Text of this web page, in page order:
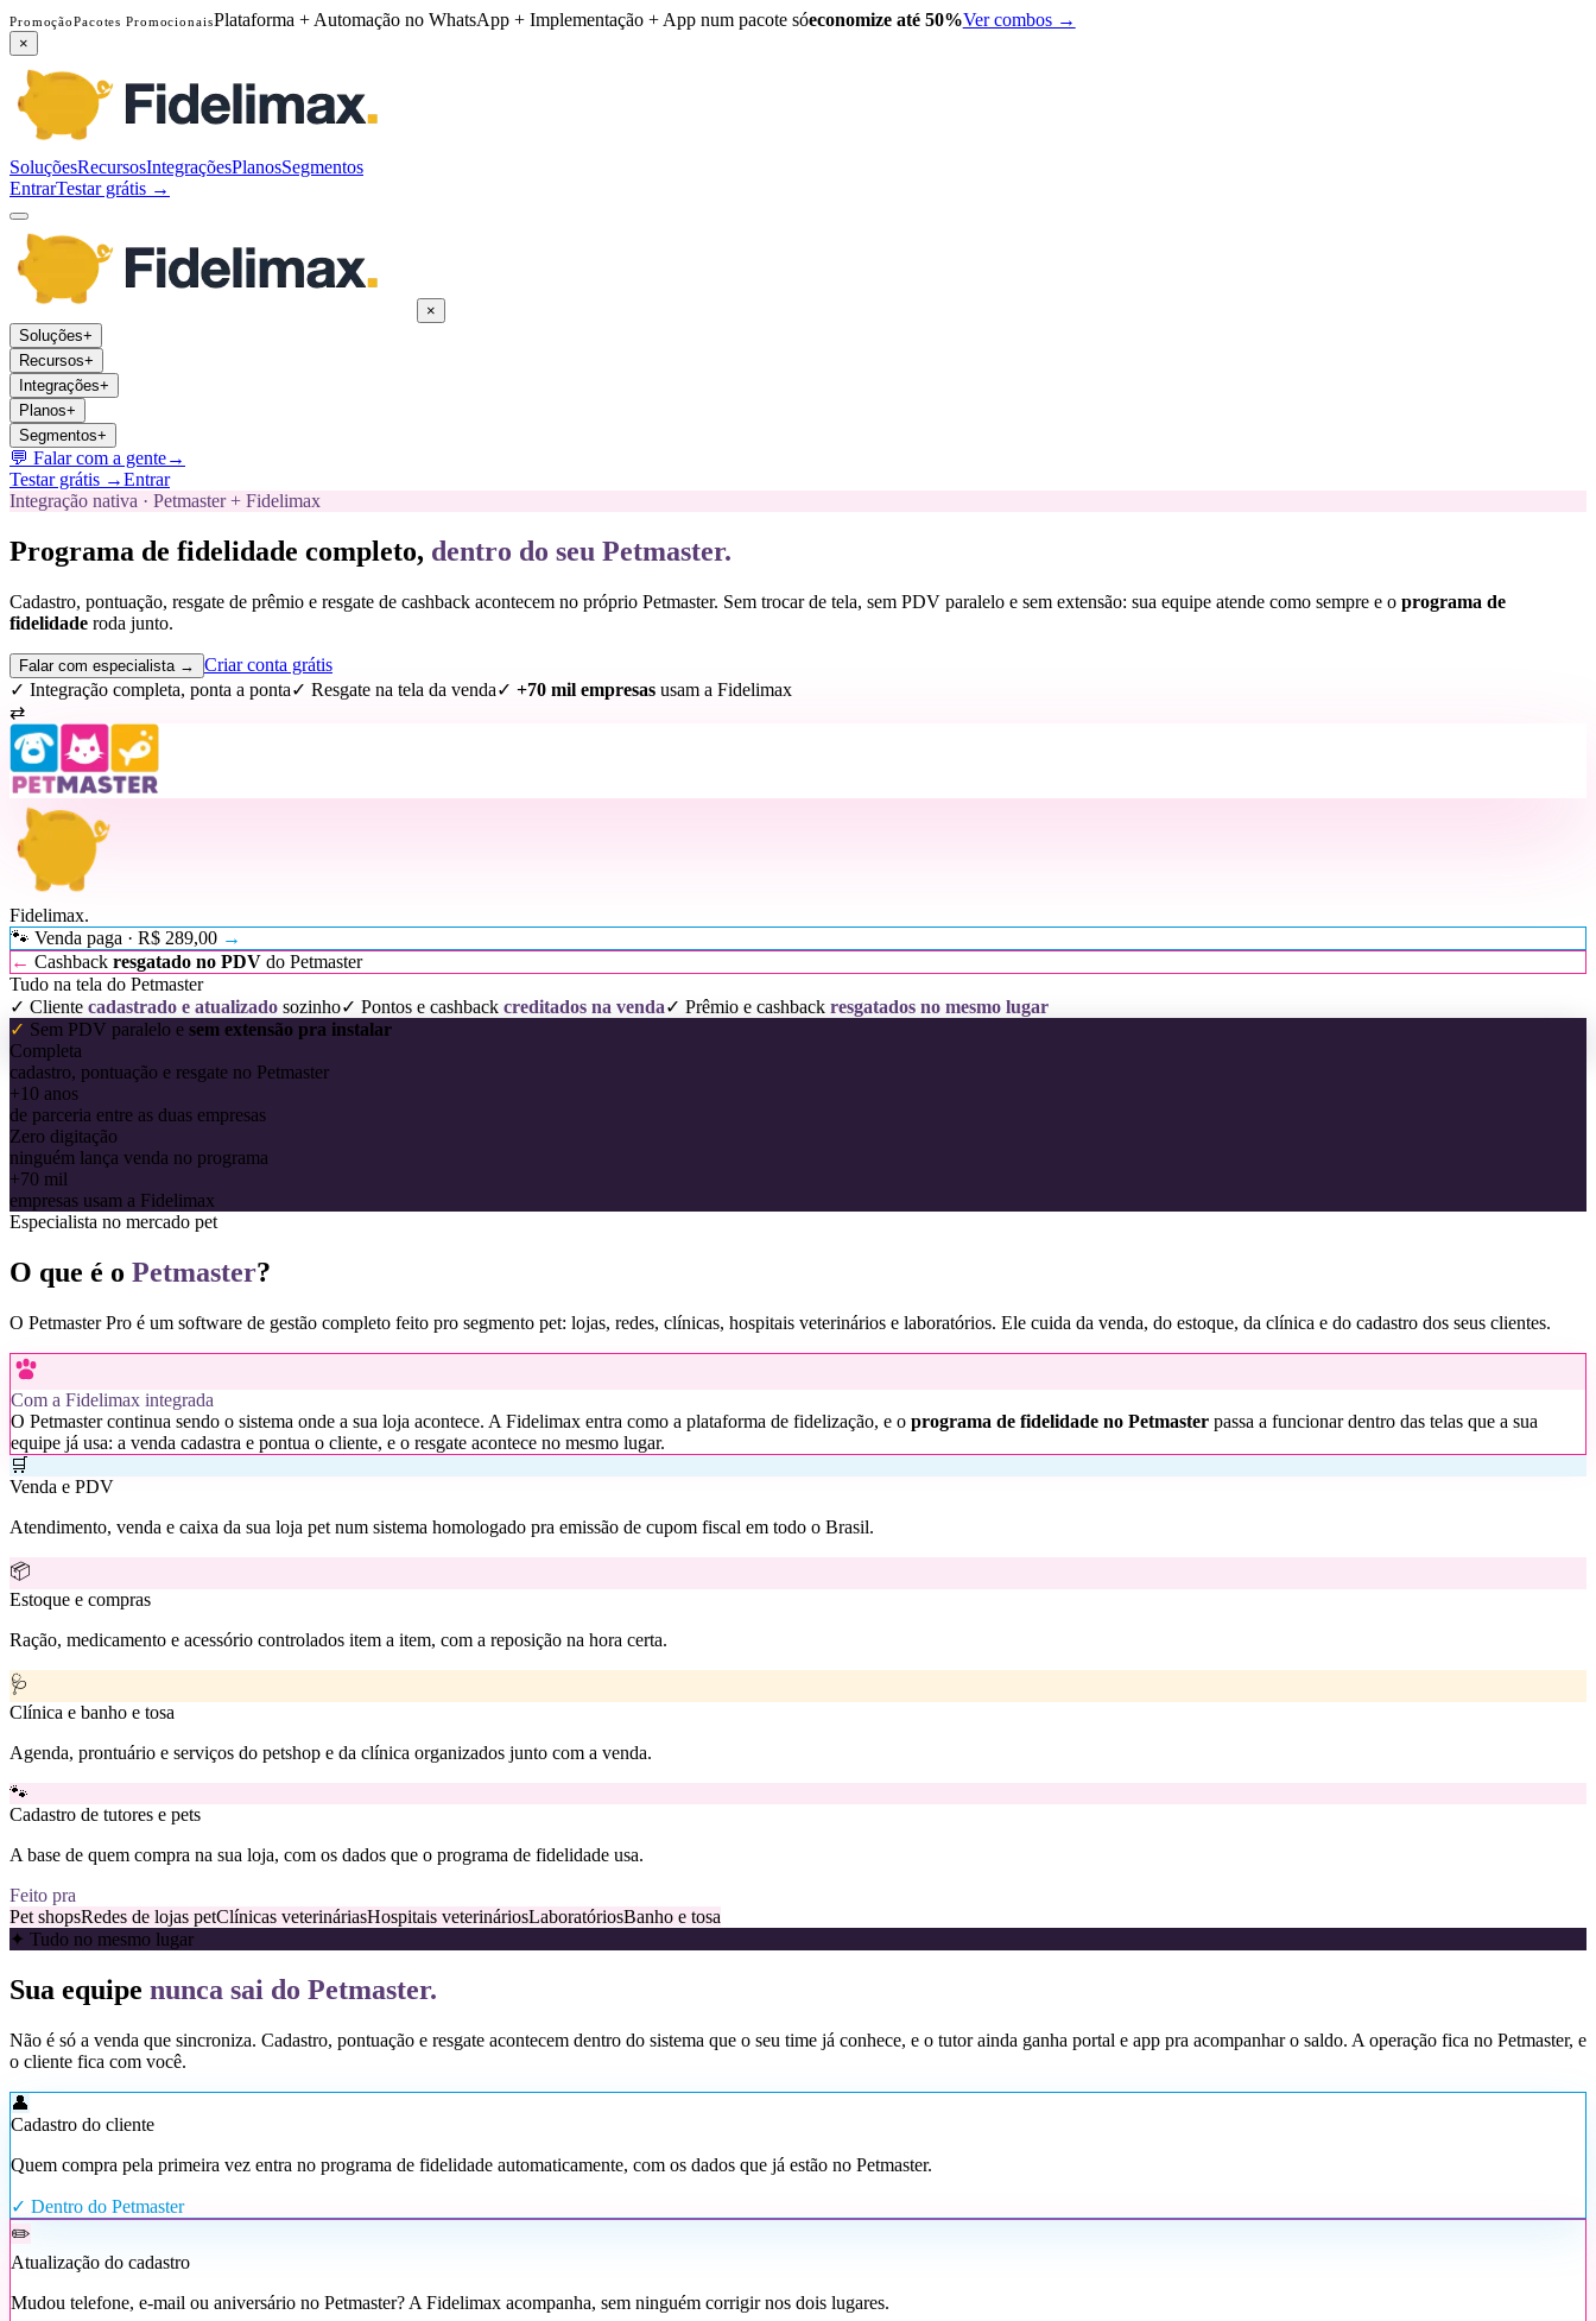
PromoçãoPacotes PromocionaisPlataforma + Automação no WhatsApp + Implementação + App num pacote sóeconomize até 50%Ver combos →
×
SoluçõesRecursosIntegraçõesPlanosSegmentos
EntrarTestar grátis →
×
Soluções+
Recursos+
Integrações+
Planos+
Segmentos+
💬 Falar com a gente→
Testar grátis →Entrar
Integração nativa · Petmaster + Fidelimax
Programa de fidelidade completo, dentro do seu Petmaster.
Cadastro, pontuação, resgate de prêmio e resgate de cashback acontecem no próprio Petmaster. Sem trocar de tela, sem PDV paralelo e sem extensão: sua equipe atende como sempre e o programa de
fidelidade roda junto.
Falar com especialista →
Criar conta grátis
✓ Integração completa, ponta a ponta✓ Resgate na tela da venda✓ +70 mil empresas usam a Fidelimax
⇄
Fidelimax.
🐾 Venda paga · R$ 289,00 →
← Cashback resgatado no PDV do Petmaster
Tudo na tela do Petmaster
✓ Cliente cadastrado e atualizado sozinho✓ Pontos e cashback creditados na venda✓ Prêmio e cashback resgatados no mesmo lugar
✓ Sem PDV paralelo e sem extensão pra instalar
Completa
cadastro, pontuação e resgate no Petmaster
+10 anos
de parceria entre as duas empresas
Zero digitação
ninguém lança venda no programa
+70 mil
empresas usam a Fidelimax
Especialista no mercado pet
O que é o Petmaster?
O Petmaster Pro é um software de gestão completo feito pro segmento pet: lojas, redes, clínicas, hospitais veterinários e laboratórios. Ele cuida da venda, do estoque, da clínica e do cadastro dos seus clientes.
Com a Fidelimax integrada
O Petmaster continua sendo o sistema onde a sua loja acontece. A Fidelimax entra como a plataforma de fidelização, e o programa de fidelidade no Petmaster passa a funcionar dentro das telas que a sua
equipe já usa: a venda cadastra e pontua o cliente, e o resgate acontece no mesmo lugar.
🛒
Venda e PDV
Atendimento, venda e caixa da sua loja pet num sistema homologado pra emissão de cupom fiscal em todo o Brasil.
📦
Estoque e compras
Ração, medicamento e acessório controlados item a item, com a reposição na hora certa.
🩺
Clínica e banho e tosa
Agenda, prontuário e serviços do petshop e da clínica organizados junto com a venda.
🐾
Cadastro de tutores e pets
A base de quem compra na sua loja, com os dados que o programa de fidelidade usa.
Feito pra
Pet shopsRedes de lojas petClínicas veterináriasHospitais veterináriosLaboratóriosBanho e tosa
✦ Tudo no mesmo lugar
Sua equipe nunca sai do Petmaster.
Não é só a venda que sincroniza. Cadastro, pontuação e resgate acontecem dentro do sistema que o seu time já conhece, e o tutor ainda ganha portal e app pra acompanhar o saldo. A operação fica no Petmaster, e
o cliente fica com você.
👤
Cadastro do cliente
Quem compra pela primeira vez entra no programa de fidelidade automaticamente, com os dados que já estão no Petmaster.
✓ Dentro do Petmaster
✏️
Atualização do cadastro
Mudou telefone, e-mail ou aniversário no Petmaster? A Fidelimax acompanha, sem ninguém corrigir nos dois lugares.